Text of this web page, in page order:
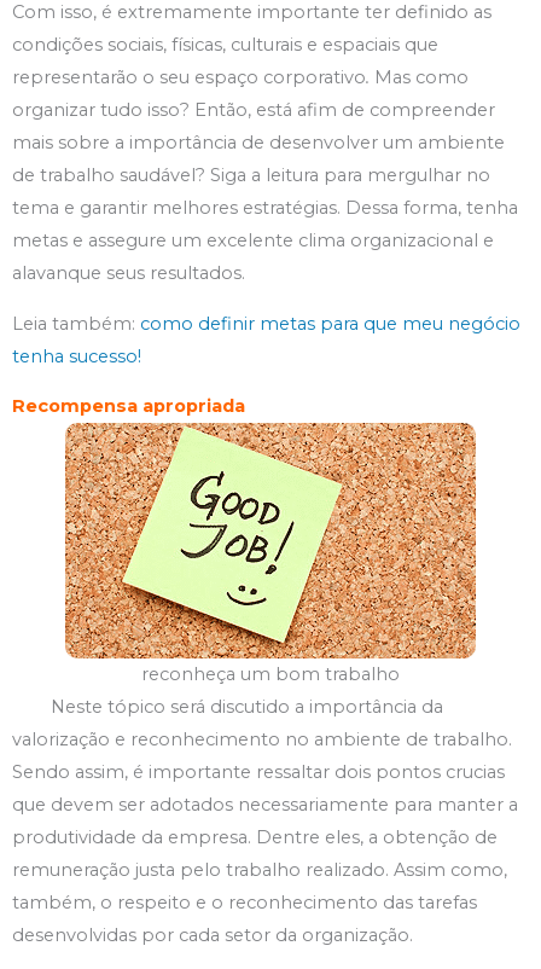
Com isso, é extremamente importante ter definido as
condições sociais, físicas, culturais e espaciais que
representarão o seu espaço corporativo. Mas como
organizar tudo isso? Então, está afim de compreender
mais sobre a importância de desenvolver um ambiente
de trabalho saudável? Siga a leitura para mergulhar no
tema e garantir melhores estratégias. Dessa forma, tenha
metas e assegure um excelente clima organizacional e
alavanque seus resultados.
Leia também: como definir metas para que meu negócio
tenha sucesso!
Recompensa apropriada
reconheça um bom trabalho
Neste tópico será discutido a importância da
valorização e reconhecimento no ambiente de trabalho.
Sendo assim, é importante ressaltar dois pontos crucias
que devem ser adotados necessariamente para manter a
produtividade da empresa. Dentre eles, a obtenção de
remuneração justa pelo trabalho realizado. Assim como,
também, o respeito e o reconhecimento das tarefas
desenvolvidas por cada setor da organização.